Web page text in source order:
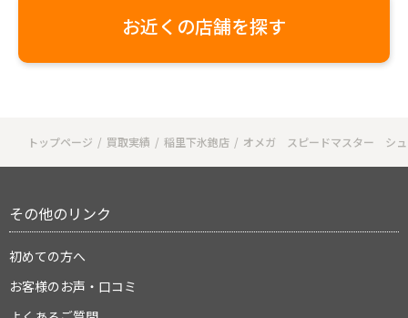
お近くの店舗を探す
トップページ 買取実績 稲里下氷鉋店 オメガ スピードマスター シ
その他のリンク
初めての方へ
お客様のお声・口コミ